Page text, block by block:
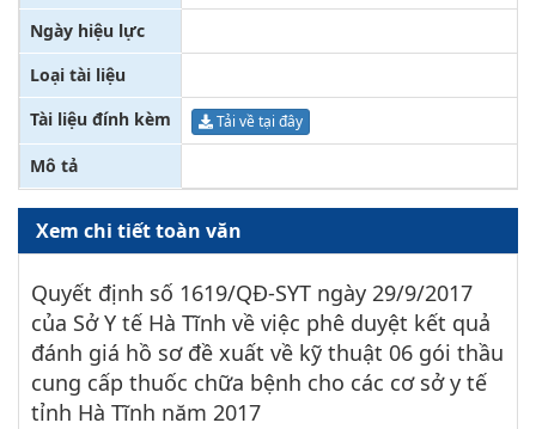
Ngày hiệu lực
Loại tài liệu
Tài liệu đính kèm
Tải về tại đây
Mô tả
Xem chi tiết toàn văn
Quyết định số 1619/QĐ-SYT ngày 29/9/2017
của Sở Y tế Hà Tĩnh về việc phê duyệt kết quả
đánh giá hồ sơ đề xuất về kỹ thuật 06 gói thầu
cung cấp thuốc chữa bệnh cho các cơ sở y tế
tỉnh Hà Tĩnh năm 2017